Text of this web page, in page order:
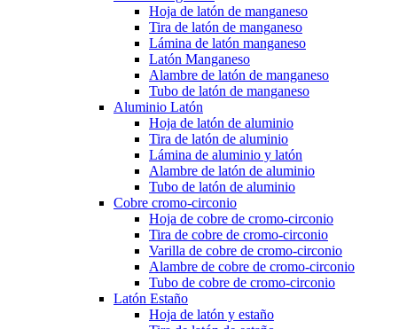
Hoja de latón de manganeso
Tira de latón de manganeso
Lámina de latón manganeso
Latón Manganeso
Alambre de latón de manganeso
Tubo de latón de manganeso
Aluminio Latón
Hoja de latón de aluminio
Tira de latón de aluminio
Lámina de aluminio y latón
Alambre de latón de aluminio
Tubo de latón de aluminio
Cobre cromo-circonio
Hoja de cobre de cromo-circonio
Tira de cobre de cromo-circonio
Varilla de cobre de cromo-circonio
Alambre de cobre de cromo-circonio
Tubo de cobre de cromo-circonio
Latón Estaño
Hoja de latón y estaño